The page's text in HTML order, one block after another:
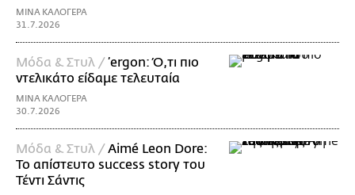
ΜΙΝΑ ΚΑΛΟΓΕΡΑ
31.7.2026
Μόδα & Στυλ /’ergon: Ό,τι πιο
ντελικάτο είδαμε τελευταία
ΜΙΝΑ ΚΑΛΟΓΕΡΑ
30.7.2026
Μόδα & Στυλ /Aimé Leon Dore:
To απίστευτο success story του
Τέντι Σάντις